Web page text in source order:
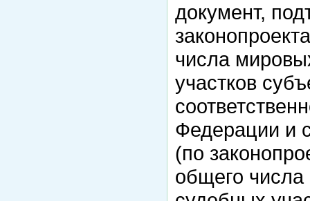
документ,
числа
участков
Федерации и
(по
общего числа